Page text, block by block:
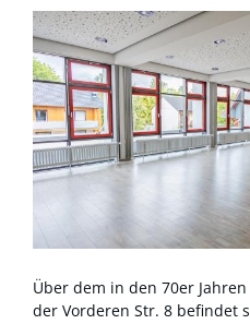
Über dem in den 70er
der Vorderen Str. 8 befindet